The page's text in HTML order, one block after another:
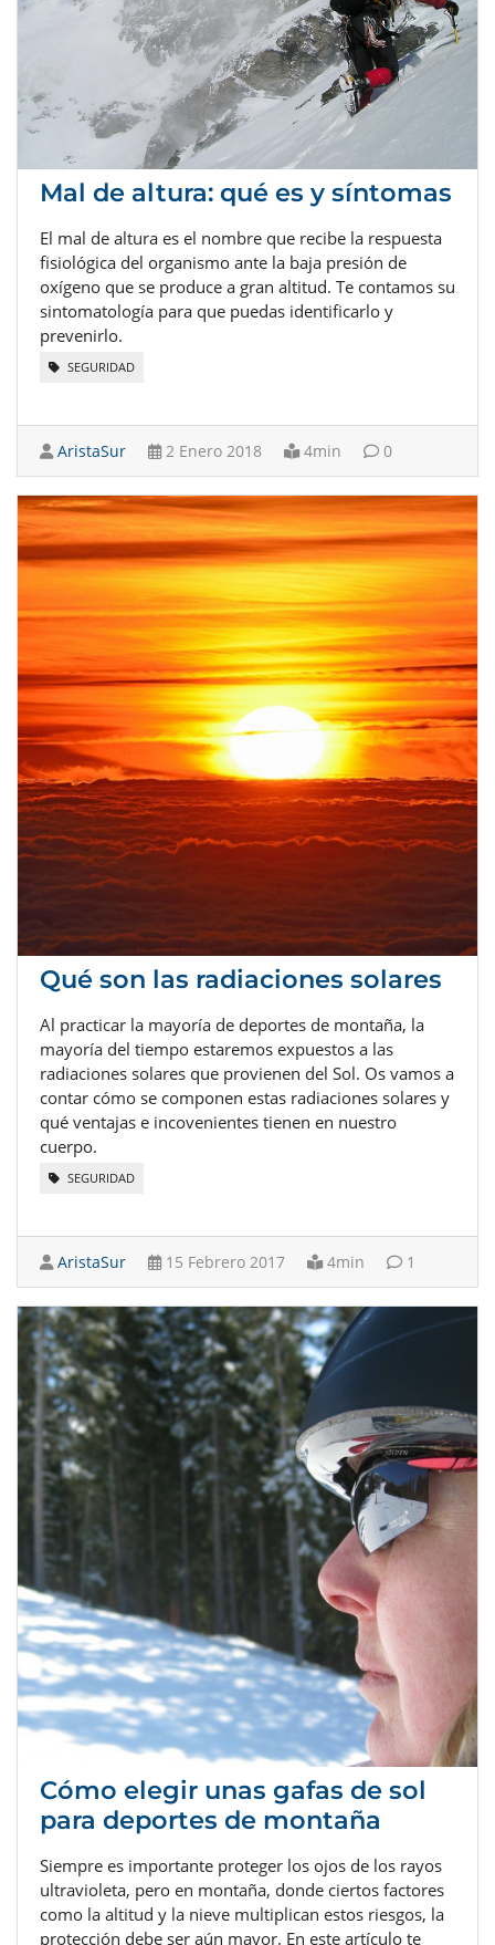
Mal de altura: qué es y síntomas
El mal de altura es el nombre que recibe la respuesta
fisiológica del organismo ante la baja presión de
oxígeno que se produce a gran altitud. Te contamos su
sintomatología para que puedas identificarlo y
prevenirlo.
SEGURIDAD
AristaSur 2 Enero 2018 4min 0
Qué son las radiaciones solares
Al practicar la mayoría de deportes de montaña, la
mayoría del tiempo estaremos expuestos a las
radiaciones solares que provienen del Sol. Os vamos a
contar cómo se componen estas radiaciones solares y
qué ventajas e incovenientes tienen en nuestro
cuerpo.
SEGURIDAD
AristaSur 15 Febrero 2017 4min 1
Cómo elegir unas gafas de sol
para deportes de montaña
Siempre es importante proteger los ojos de los rayos
ultravioleta, pero en montaña, donde ciertos factores
como la altitud y la nieve multiplican estos riesgos, la
protección debe ser aún mayor. En este artículo te